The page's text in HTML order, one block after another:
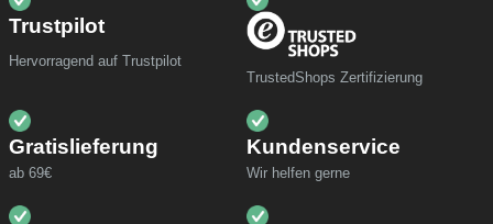
Trustpilot
Hervorragend auf Trustpilot
TrustedShops Zertifizierung
Gratislieferung
ab 69€
Kundenservice
Wir helfen gerne